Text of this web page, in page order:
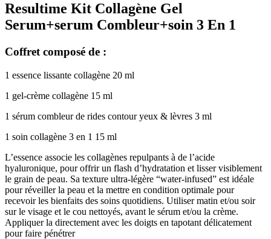
Resultime Kit Collagène Gel
Serum+serum Combleur+soin 3 En 1
Coffret composé de :
1 essence lissante collagène 20 ml
1 gel-crème collagène 15 ml
1 sérum combleur de rides contour yeux & lèvres 3 ml
1 soin collagène 3 en 1 15 ml
L’essence associe les collagènes repulpants à de l’acide
hyaluronique, pour offrir un flash d’hydratation et lisser visiblement
le grain de peau. Sa texture ultra-légère “water-infused” est idéale
pour réveiller la peau et la mettre en condition optimale pour
recevoir les bienfaits des soins quotidiens. Utiliser matin et/ou soir
sur le visage et le cou nettoyés, avant le sérum et/ou la crème.
Appliquer la directement avec les doigts en tapotant délicatement
pour faire pénétrer